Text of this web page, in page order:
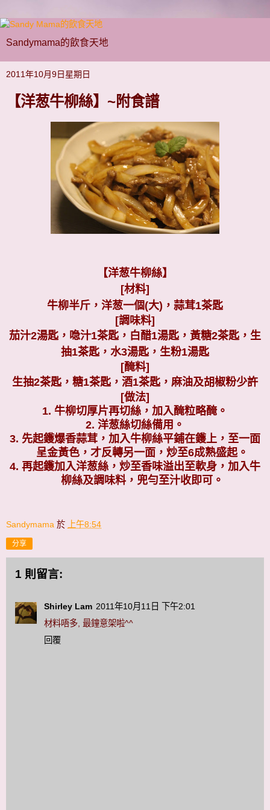
Sandymama的飲食天地
2011年10月9日星期日
【洋葱牛柳絲】~附食譜
【洋葱牛柳絲】
[材料]
牛柳半斤，洋葱一個(大) ，蒜茸1茶匙
[調味料]
茄汁2湯匙，喼汁1茶匙，白醋1湯匙，黃糖2茶匙，生
抽1茶匙，水3湯匙，生粉1湯匙
[醃料]
生抽2茶匙，糖1茶匙，酒1茶匙，麻油及胡椒粉少許
[做法]
1. 牛柳切厚片再切絲，加入醃粒略醃。
2. 洋葱絲切絲備用。
3. 先起鑊爆香蒜茸，加入牛柳絲平鋪在鑊上，至一面
呈金黃色，才反轉另一面，炒至6成熟盛起。
4. 再起鑊加入洋葱絲，炒至香味溢出至軟身，加入牛
柳絲及調味料，兜勻至汁收即可。
Sandymama 於 上午8:54
分享
1 則留言:
Shirley Lam 2011年10月11日 下午2:01
材料唔多, 最鐘意架啦^^
回覆